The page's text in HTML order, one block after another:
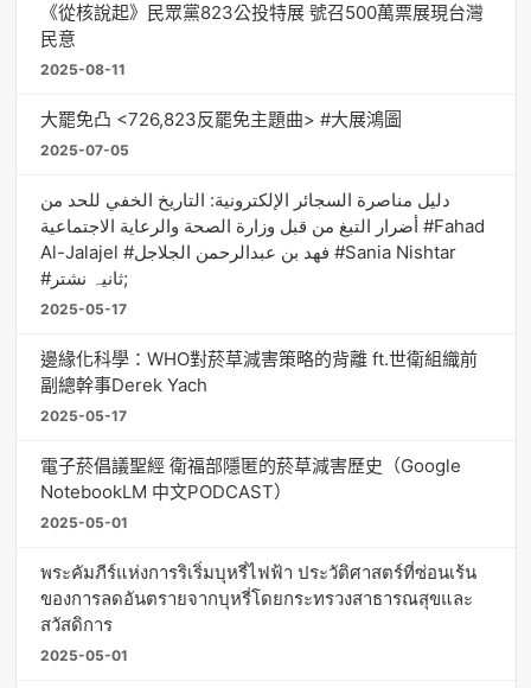
《從核說起》民眾黨823公投特展 號召500萬票展現台灣
民意
2025-08-11
大罷免凸 <726,823反罷免主題曲> #大展鴻圖
2025-07-05
دليل مناصرة السجائر الإلكترونية: التاريخ الخفي للحد من
أضرار التبغ من قبل وزارة الصحة والرعاية الاجتماعية #Fahad
Al-Jalajel #فهد بن عبدالرحمن الجلاجل #Sania Nishtar
#ثانیہ نشتر;
2025-05-17
邊緣化科學：WHO對菸草減害策略的背離 ft.世衛組織前
副總幹事Derek Yach
2025-05-17
電子菸倡議聖經 衛福部隱匿的菸草減害歷史（Google
NotebookLM 中文PODCAST）
2025-05-01
พระคัมภีร์แห่งการริเริ่มบุหรี่ไฟฟ้า ประวัติศาสตร์ที่ซ่อนเร้น
ของการลดอันตรายจากบุหรี่โดยกระทรวงสาธารณสุขและ
สวัสดิการ
2025-05-01